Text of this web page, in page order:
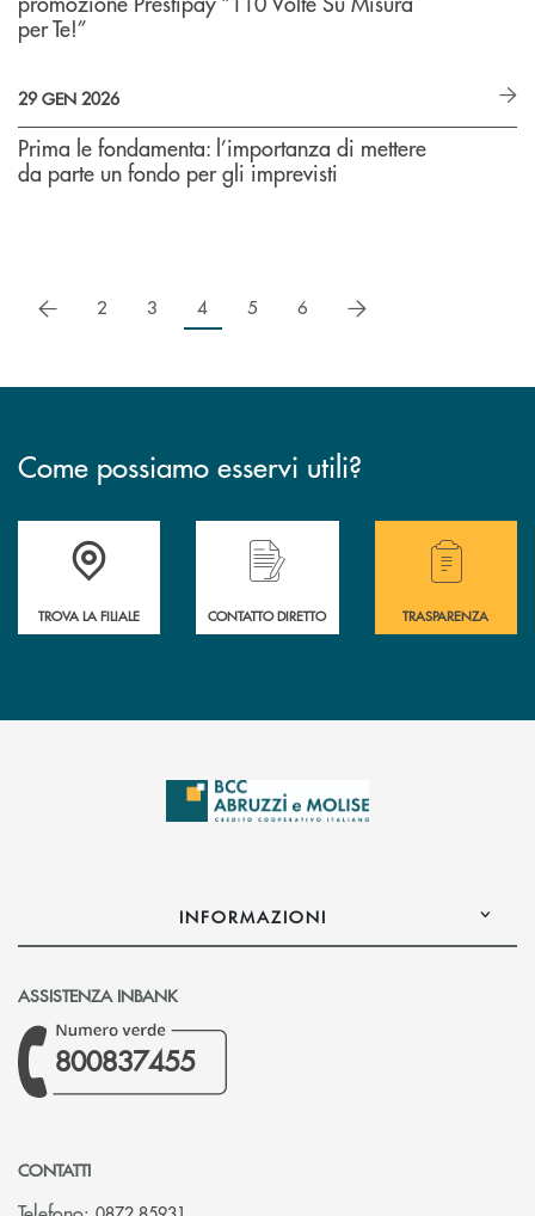
per Te!”
29 GEN 2026
Prima le fondamenta: l’importanza di mettere
da parte un fondo per gli imprevisti
precedente
2 3 4 5 6 successivo
Come possiamo esservi utili?
Accedi all' elenco completo delle filiali .
TROVA LA FILIALE CONTATTO DIRETTO
Hai bisogno di
TRASPARENZA
INFORMAZIONI
ASSISTENZA INBANK
800837455
CONTATTI